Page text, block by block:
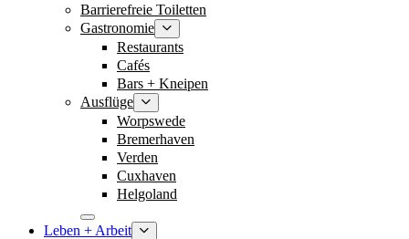
Barrierefreie Toiletten
Gastronomie
Restaurants
Cafés
Bars + Kneipen
Ausflüge
Worpswede
Bremerhaven
Verden
Cuxhaven
Helgoland
Leben + Arbeit